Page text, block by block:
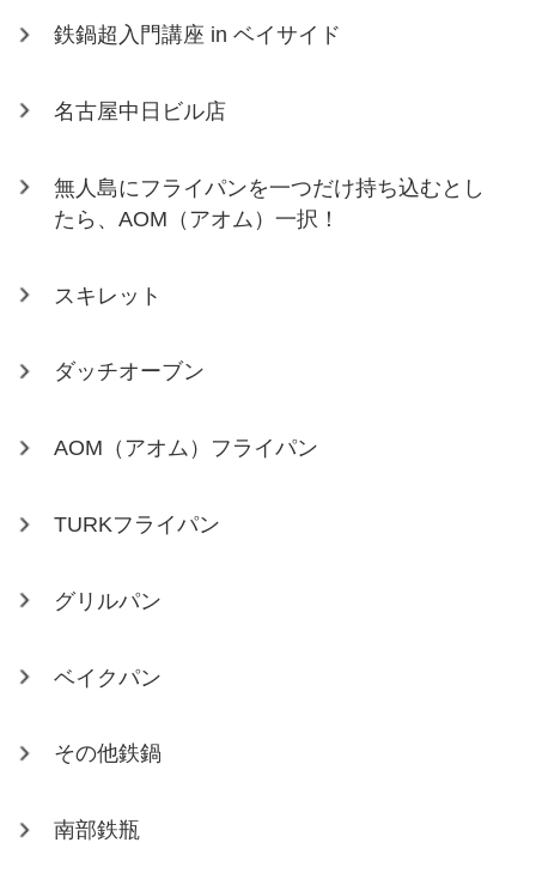
鉄鍋超入門講座 in ベイサイド
名古屋中日ビル店
無人島にフライパンを一つだけ持ち込むとし
たら、AOM（アオム）一択！
スキレット
ダッチオーブン
AOM（アオム）フライパン
TURKフライパン
グリルパン
ベイクパン
その他鉄鍋
南部鉄瓶